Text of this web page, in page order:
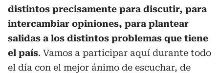
distintos precisamente para discutir, para
intercambiar opiniones, para plantear
salidas a los distintos problemas que tiene
el país. Vamos a participar aquí durante todo
el día con el mejor ánimo de escuchar, de